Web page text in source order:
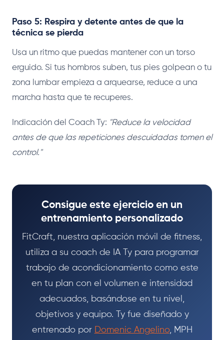
Paso 5: Respira y detente antes de que la
técnica se pierda
Usa un ritmo que puedas mantener con un torso
erguido. Si tus hombros suben, tus pies golpean o tu
zona lumbar empieza a arquearse, reduce a una
marcha hasta que te recuperes.
Indicación del Coach Ty: "Reduce la velocidad
antes de que las repeticiones descuidadas tomen el
control."
Consigue este ejercicio en un
entrenamiento personalizado
FitCraft, nuestra aplicación móvil de fitness,
utiliza a su coach de IA Ty para programar
trabajo de acondicionamiento como este
en tu plan con el volumen e intensidad
adecuados, basándose en tu nivel,
objetivos y equipo. Ty fue diseñado y
entrenado por Domenic Angelino, MPH